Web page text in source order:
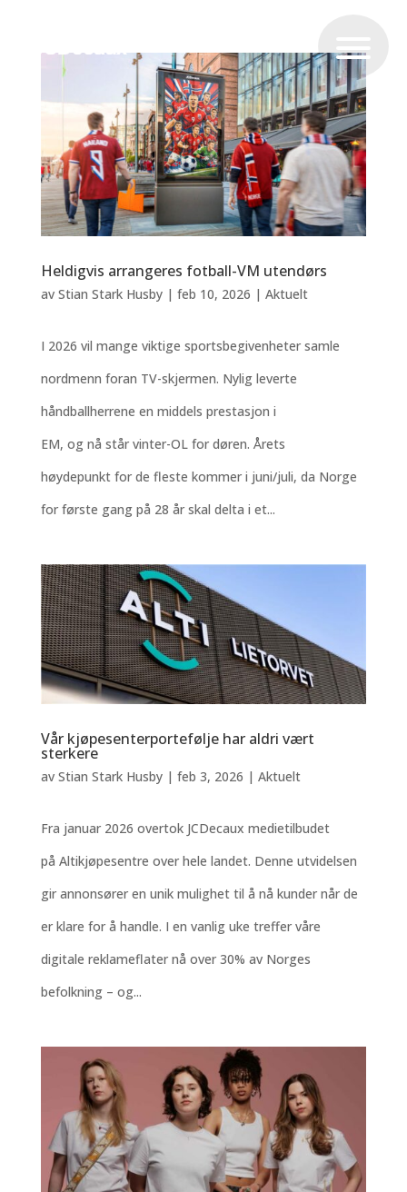
Heldigvis arrangeres fotball-VM utendørs
av Stian Stark Husby| feb 10, 2026 | Aktuelt
I 2026 vil mange viktige sportsbegivenheter samle
nordmenn foran TV-skjermen. Nylig leverte
håndballherrene en middels prestasjon i
EM, og nå står vinter-OL for døren. Årets
høydepunkt for de fleste kommer i juni/juli, da Norge
for første gang på 28 år skal delta i et...
Vår kjøpesenterportefølje har aldri vært
sterkere
av Stian Stark Husby| feb 3, 2026 | Aktuelt
Fra januar 2026 overtok JCDecaux medietilbudet
på Altikjøpesentre over hele landet. Denne utvidelsen
gir annonsører en unik mulighet til å nå kunder når de
er klare for å handle. I en vanlig uke treffer våre
digitale reklameflater nå over 30% av Norges
befolkning – og...